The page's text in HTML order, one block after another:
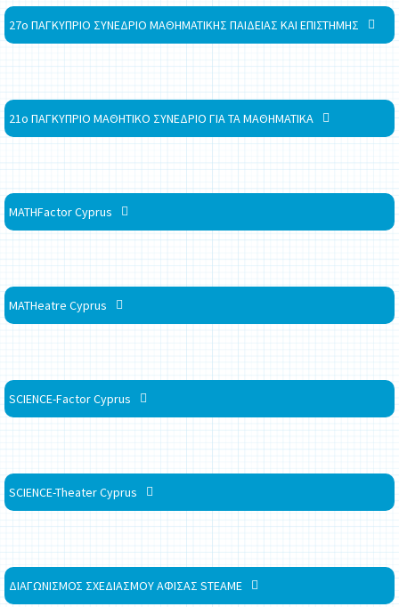
27ο ΠΑΓΚΥΠΡΙΟ ΣΥΝΕΔΡΙΟ ΜΑΘΗΜΑΤΙΚΗΣ ΠΑΙΔΕΙΑΣ ΚΑΙ ΕΠΙΣΤΗΜΗΣ
21ο ΠΑΓΚΥΠΡΙΟ ΜΑΘΗΤΙΚΟ ΣΥΝΕΔΡΙΟ ΓΙΑ ΤΑ ΜΑΘΗΜΑΤΙΚΑ
MATHFactor Cyprus
MATHeatre Cyprus
SCIENCE-Factor Cyprus
SCIENCE-Theater Cyprus
ΔΙΑΓΩΝΙΣΜΟΣ ΣΧΕΔΙΑΣΜΟΥ ΑΦΙΣΑΣ STEAME